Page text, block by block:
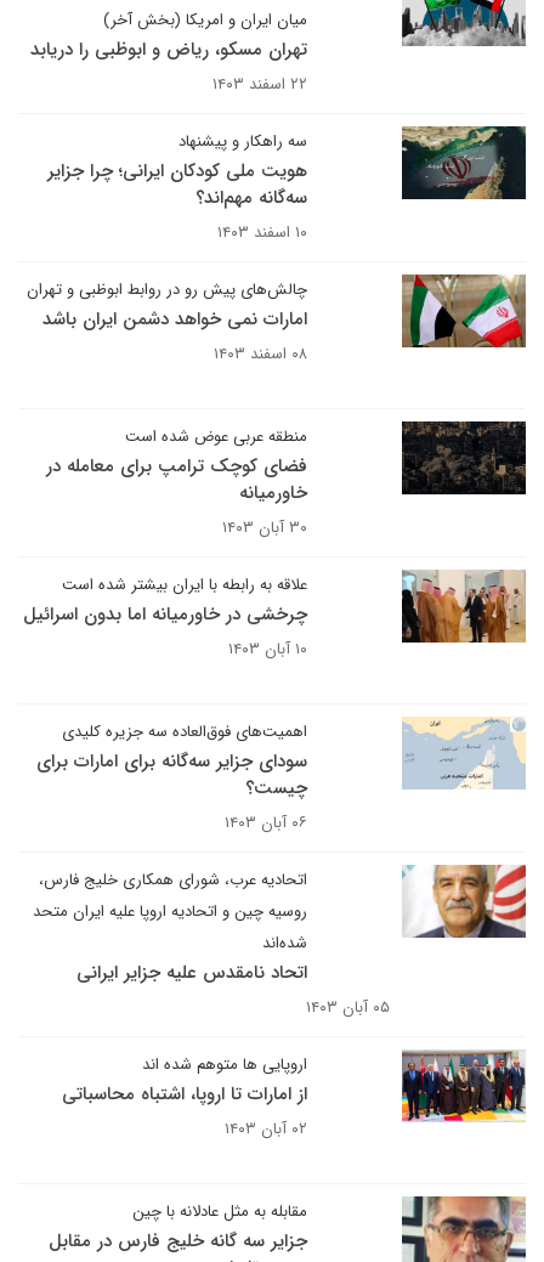
میان ایران و امریکا (بخش آخر)
تهران مسکو، ریاض و ابوظبی را دریابد
۲۲ اسفند ۱۴۰۳
سه راهکار و پیشنهاد
هویت ملی کودکان ایرانی؛ چرا جزایر
سه‌گانه مهم‌اند؟
۱۰ اسفند ۱۴۰۳
چالش‌های پیش رو در روابط ابوظبی و تهران
امارات نمی خواهد دشمن ایران باشد
۰۸ اسفند ۱۴۰۳
منطقه عربی عوض شده است
فضای کوچک ترامپ برای معامله در
خاورمیانه
۳۰ آبان ۱۴۰۳
علاقه به رابطه با ایران بیشتر شده است
چرخشی در خاورمیانه اما بدون اسرائیل
۱۰ آبان ۱۴۰۳
اهمیت‌های فوق‌العاده سه جزیره کلیدی
سودای جزایر سه‌گانه برای امارات برای
چیست؟
۰۶ آبان ۱۴۰۳
اتحادیه عرب، شورای همکاری خلیج فارس،
روسیه چین و اتحادیه اروپا علیه ایران متحد
شده‌اند
اتحاد نامقدس علیه جزایر ایرانی
۰۵ آبان ۱۴۰۳
اروپایی ها متوهم شده اند
از امارات تا اروپا، اشتباه محاسباتی
۰۲ آبان ۱۴۰۳
مقابله به مثل عادلانه با چین
جزایر سه گانه خلیج فارس در مقابل